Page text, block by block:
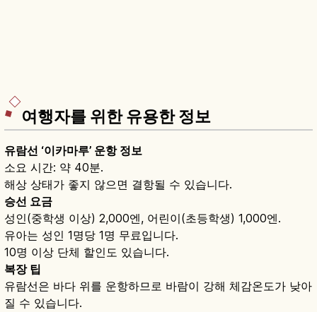
여행자를 위한 유용한 정보
유람선 ‘이카마루’ 운항 정보
소요 시간: 약 40분.
해상 상태가 좋지 않으면 결항될 수 있습니다.
승선 요금
성인(중학생 이상) 2,000엔, 어린이(초등학생) 1,000엔.
유아는 성인 1명당 1명 무료입니다.
10명 이상 단체 할인도 있습니다.
복장 팁
유람선은 바다 위를 운항하므로 바람이 강해 체감온도가 낮아
질 수 있습니다.